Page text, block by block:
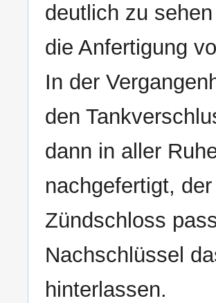
deutlich zu
die Anfertigung
In der
den
dann in aller
nachgefertigt,
Zündschloss
Nachschlüssel
hinterlassen.